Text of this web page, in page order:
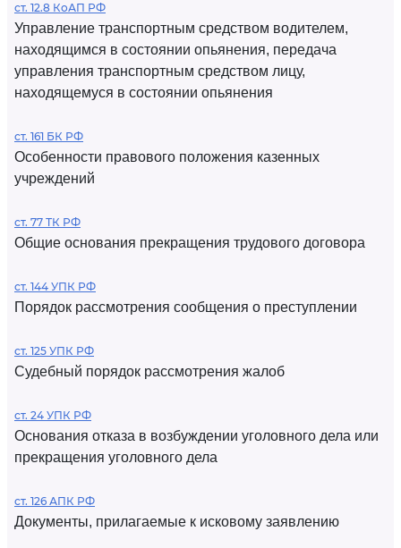
ст. 12.8 КоАП РФ
Управление транспортным средством водителем,
находящимся в состоянии опьянения, передача
управления транспортным средством лицу,
находящемуся в состоянии опьянения
ст. 161 БК РФ
Особенности правового положения казенных
учреждений
ст. 77 ТК РФ
Общие основания прекращения трудового договора
ст. 144 УПК РФ
Порядок рассмотрения сообщения о преступлении
ст. 125 УПК РФ
Судебный порядок рассмотрения жалоб
ст. 24 УПК РФ
Основания отказа в возбуждении уголовного дела или
прекращения уголовного дела
ст. 126 АПК РФ
Документы, прилагаемые к исковому заявлению